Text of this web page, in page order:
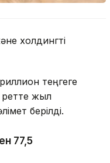
холдингті
теңгеге
ретте жыл
берілді.
77,5